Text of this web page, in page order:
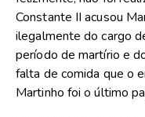
Constante II acusou
ilegalmente do cargo
período de martírio e
falta de comida que o
Martinho foi o último